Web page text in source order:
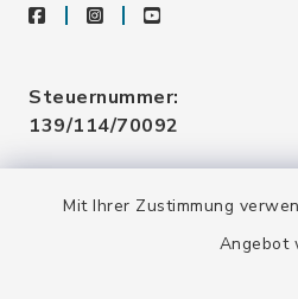
Mit Ihrer Zustimmung
Angebot
facebookinstagramyoutube
Steuernummer:
139/114/70092
DE128 378 377